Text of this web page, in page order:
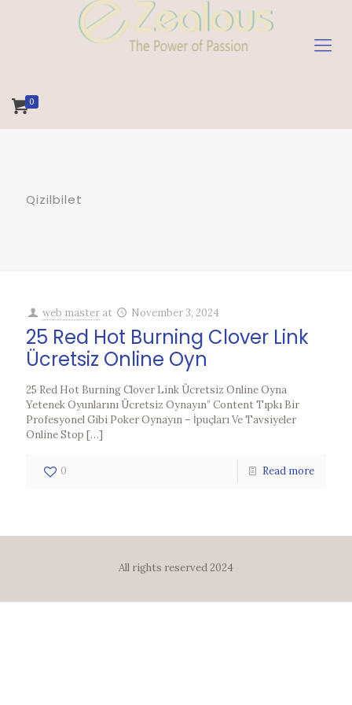
0
Qizilbilet
web master at November 3, 2024
25 Red Hot Burning Clover Link
Ücretsiz Online Oyn
25 Red Hot Burning Clover Link Ücretsiz Online Oyna
Yetenek Oyunlarını Ücretsiz Oynayın” Content Tıpkı Bir
Profesyonel Gibi Poker Oynayın – İpuçları Ve Tavsiyeler
Online Stop […]
0 Read more
All rights reserved 2024